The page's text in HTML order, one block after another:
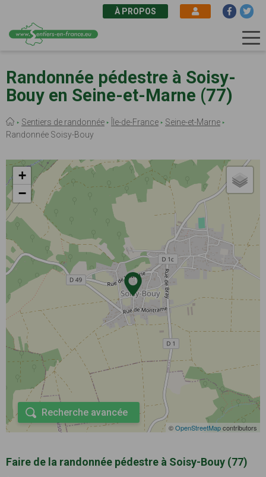
au
contenu
principal
À PROPOS
Randonnée pédestre à Soisy-
Bouy en Seine-et-Marne (77)
Fil
d'Ariane
Sentiers de randonnée Île-de-France
Seine-et-Marne
Randonnée Soisy-Bouy
+
−
©OpenStreetMapcontributors
Recherche avancée
Faire de la randonnée pédestre à Soisy-Bouy (77)